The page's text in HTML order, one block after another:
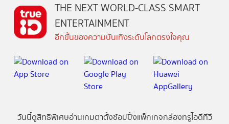
THE NEXT WORLD-CLASS SMART
ENTERTAINMENT
อีกขั้นของความบันเทิงระดับโลกตรงใจคุณ
วันนี้ดูสิทธิพิเศษอ่านเกมตาตั้งช้อปปิ้งแพ็กเกจกล่องทรูไอดีทีวี